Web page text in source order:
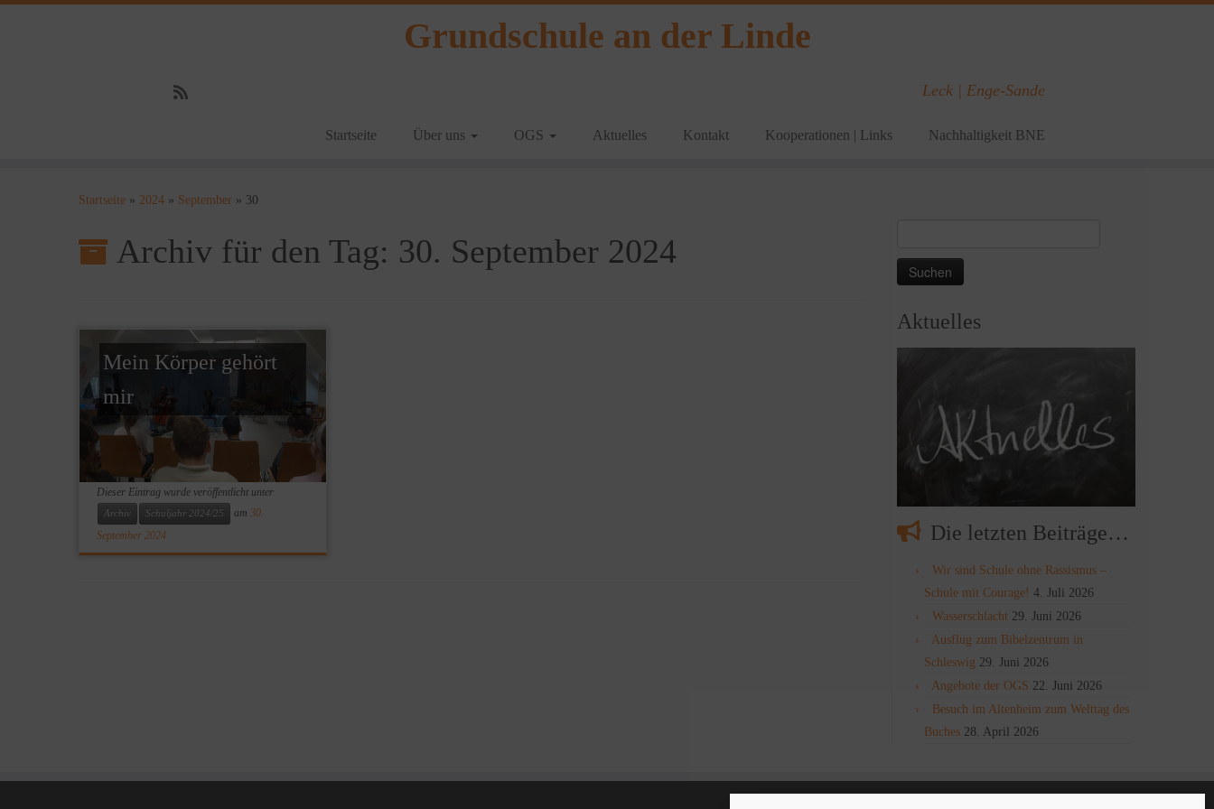
Grundschule an der Linde
Leck | Enge-Sande
Startseite Über uns OGS Aktuelles Kontakt Kooperationen | Links Nachhaltigkeit BNE
Startseite » 2024 » September » 30
Archiv für den Tag: 30. September 2024
Mein Körper gehört
mir
Dieser Eintrag wurde veröffentlicht unter
Archiv Schuljahr 2024/25 am30.
September 2024
Aktuelles
Die letzten Beiträge…
Wir sind Schule ohne Rassismus –
Schule mit Courage! 4. Juli 2026
Wasserschlacht 29. Juni 2026
Ausflug zum Bibelzentrum in
Schleswig 29. Juni 2026
Angebote der OGS 22. Juni 2026
Besuch im Altenheim zum Welttag des
Buches 28. April 2026